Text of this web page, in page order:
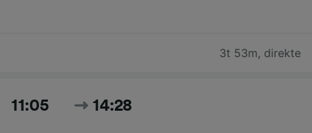
3t 53m, direkte
11:05 14:28